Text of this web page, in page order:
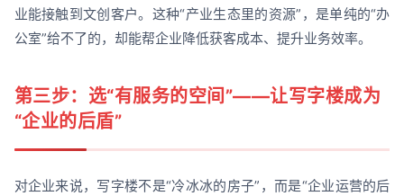
业能接触到文创客户。这种“产业生态里的资源”，是单纯的“办
公室”给不了的，却能帮企业降低获客成本、提升业务效率。
第三步：选“有服务的空间”——让写字楼成为
“企业的后盾”
对企业来说，写字楼不是“冷冰冰的房子”，而是“企业运营的后